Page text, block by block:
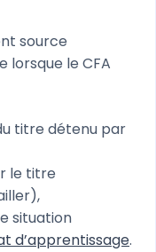
source
lorsque le CFA
titre détenu par
le titre
situation
d’apprentissage.